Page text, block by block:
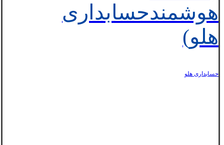
هوشمندحسابداری
هلو)
حسابداری هلو